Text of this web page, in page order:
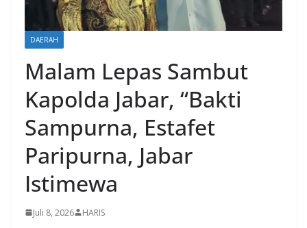
DAERAH
Malam Lepas Sambut
Kapolda Jabar, “Bakti
Sampurna, Estafet
Paripurna, Jabar
Istimewa
Juli 8, 2026 HARIS